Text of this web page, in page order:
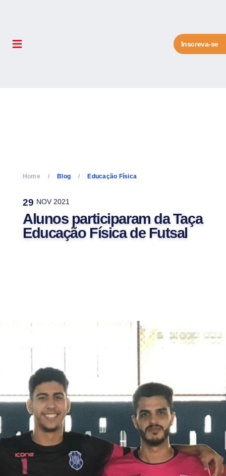
Inscreva-se
Home Blog Educação Física
29 NOV 2021
Alunos participaram da Taça
Educação Física de Futsal